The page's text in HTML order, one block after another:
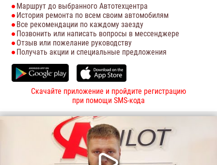
Маршрут до выбранного Автотехцентра
История ремонта по всем своим автомобилям
Все рекомендации по каждому заезду
Позвонить или написать вопросы в мессенджере
Отзыв или пожелание руководству
Получать акции и специальные предложения
Скачайте приложение и пройдите регистрацию
при помощи SMS-кода